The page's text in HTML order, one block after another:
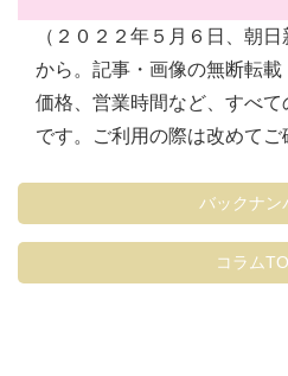
（２０２２年５月６日、朝
から。記事・画像の無断転
価格、営業時間など、すべ
です。ご利用の際は改めてご
バックナン
コラム